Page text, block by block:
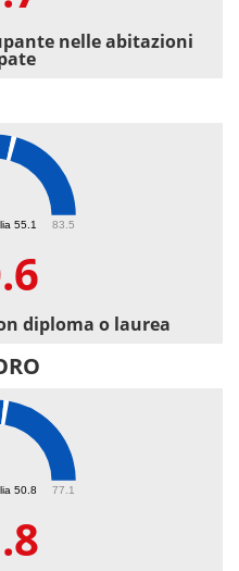
nelle abitazioni
55.1 83.5
diploma o laurea
50.8 77.1